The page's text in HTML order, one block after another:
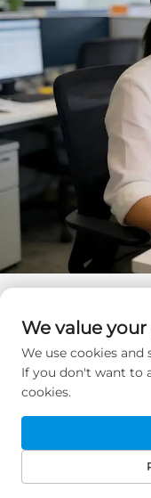
Vores
E-mail
We value
We use cookies
If you don't want to
cookies.